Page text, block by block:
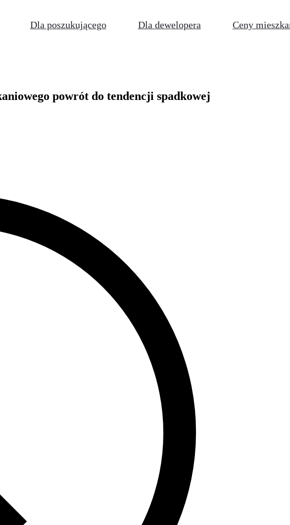
Dla poszukującego Dla dewelopera Ceny
powrót do tendencji spadkowej